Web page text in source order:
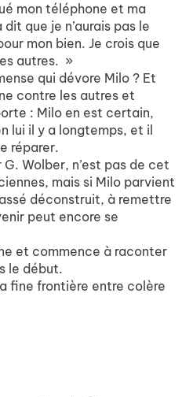
mon téléphone et ma
dit que je n’aurais pas le
mon bien. Je crois que
autres. »
qui dévore Milo ? Et
contre les autres et
: Milo en est certain,
lui il y a longtemps, et il
réparer.
Wolber, n’est pas de cet
mais si Milo parvient
déconstruit, à remettre
peut encore se
et commence à raconter
le début.
fine frontière entre colère